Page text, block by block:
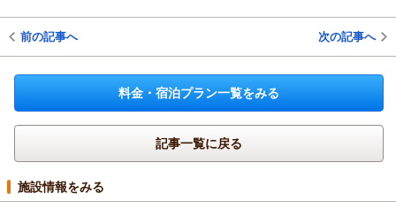
前の記事へ 次の記事へ
料金・宿泊プラン一覧をみる
記事一覧に戻る
施設情報をみる